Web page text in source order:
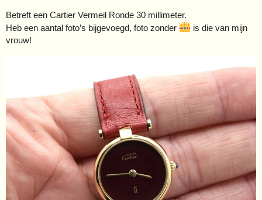
Betreft een Cartier Vermeil Ronde 30 millimeter.
Heb een aantal foto’s bijgevoegd, foto zonder
is die van mijn
vrouw!